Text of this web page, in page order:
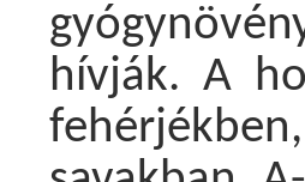
hívják. A